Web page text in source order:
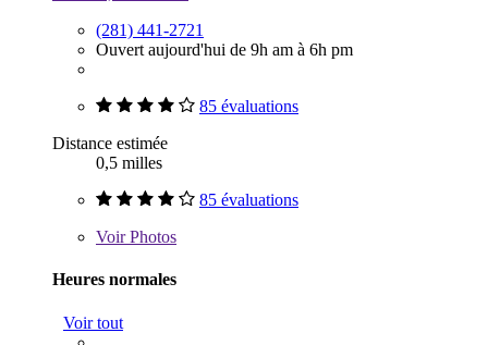
(281) 441-2721
Ouvert aujourd'hui de 9h am à 6h pm
85 évaluations
Distance estimée
0,5 milles
85 évaluations
VoirPhotos
Heures normales
Voir tout